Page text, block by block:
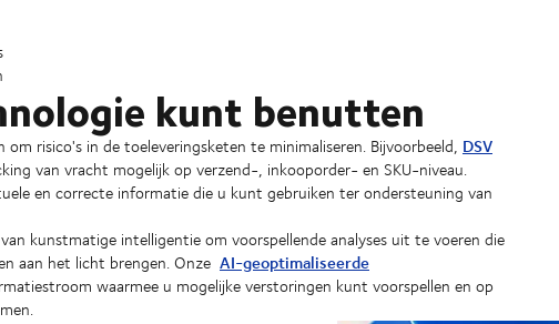
kunt benutten
risico's in de toeleveringsketen te minimaliseren. Bijvoorbeeld, DSV
van vracht mogelijk op verzend-, inkooporder- en SKU-niveau.
en correcte informatie die u kunt gebruiken ter ondersteuning van
kunstmatige intelligentie om voorspellende analyses uit te voeren die
aan het licht brengen. Onze AI-geoptimaliseerde
waarmee u mogelijke verstoringen kunt voorspellen en op